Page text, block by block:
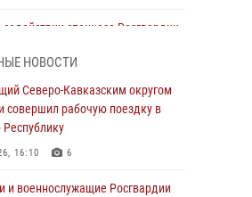
спецназа Росгвардии
законодательства
12:54
спас росгвардеец в
НОВОСТИ
Северо-Кавказским округом
совершил рабочую поездку в
16:10 6
и военнослужащие Росгвардии